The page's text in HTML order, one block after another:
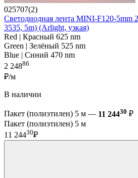
025707(2)
Светодиодная лента MINI-F120-5mm
3535, 5m) (Arlight, узкая)
Red | Красный 625 nm
Green | Зелёный 525 nm
Blue | Синий 470 nm
2 24886
₽/м
В наличии
Пакет (полиэтилен) 5 м — 11 24430 ₽
Пакет (полиэтилен) 5 м
11 24430₽